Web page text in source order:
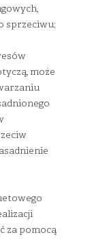
sprzeciwu;
może
za pomocą